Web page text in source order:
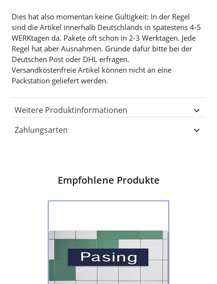
Dies hat also momentan keine Gültigkeit: In der Regel
sind die Artikel innerhalb Deutschlands in spätestens 4-5
WERKtagen da. Pakete oft schon in 2-3 Werktagen. Jede
Regel hat aber Ausnahmen. Gründe dafür bitte bei der
Deutschen Post oder DHL erfragen.
Versandkostenfreie Artikel können nicht an eine
Packstation geliefert werden.
Weitere Produktinformationen
Zahlungsarten
Empfohlene Produkte
Pasing"
Nr
6369
Kühlschrankmagnet
München